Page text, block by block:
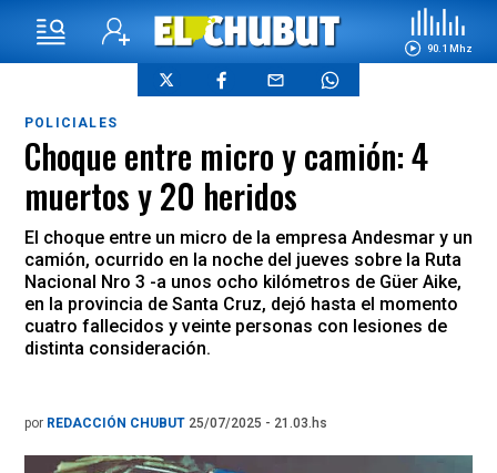
90.1 Mhz
POLICIALES
Choque entre micro y camión: 4
muertos y 20 heridos
El choque entre un micro de la empresa Andesmar y un
camión, ocurrido en la noche del jueves sobre la Ruta
Nacional Nro 3 -a unos ocho kilómetros de Güer Aike,
en la provincia de Santa Cruz, dejó hasta el momento
cuatro fallecidos y veinte personas con lesiones de
distinta consideración.
por REDACCIÓN CHUBUT 25/07/2025 - 21.03.hs